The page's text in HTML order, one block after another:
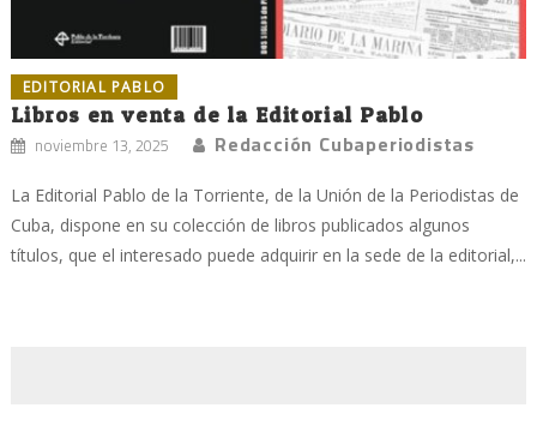
EDITORIAL PABLO
Libros en venta de la Editorial Pablo
noviembre 13, 2025 Redacción Cubaperiodistas
La Editorial Pablo de la Torriente, de la Unión de la Periodistas de
Cuba, dispone en su colección de libros publicados algunos
títulos, que el interesado puede adquirir en la sede de la editorial,...